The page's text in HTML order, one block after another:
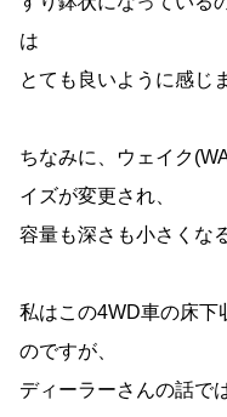
は
とても良いように感じ
ちなみに、ウェイク
イズが変更され、
容量も深さも小さくな
私はこの4WD車の床下
のですが、
ディーラーさんの話で